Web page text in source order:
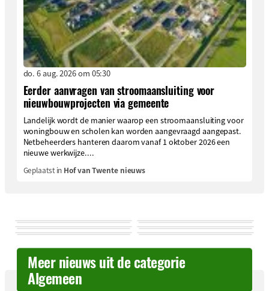
do. 6 aug. 2026 om 05:30
Eerder aanvragen van stroomaansluiting voor
nieuwbouwprojecten via gemeente
Landelijk wordt de manier waarop een stroomaansluiting voor
woningbouw en scholen kan worden aangevraagd aangepast.
Netbeheerders hanteren daarom vanaf 1 oktober 2026 een
nieuwe werkwijze....
Geplaatst in Hof van Twente nieuws
Meer nieuws uit de categorie
Algemeen